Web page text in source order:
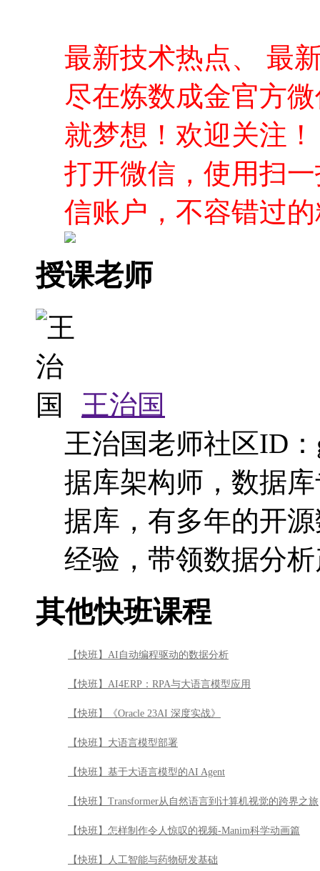
最新技术热点、 最
尽在炼数成金官方
就梦想！欢迎关注！
打开微信，使用扫
信账户，不容错过
授课老师
王治国
王治国老师社区ID
据库架构师，数据
据库，有多年的开
经验，带领数据分
其他快班课程
【快班】AI自动编程驱动的数据分析
【快班】AI4ERP：RPA与大语言模型应用
【快班】《Oracle 23AI 深度实战》
【快班】大语言模型部署
【快班】基于大语言模型的AI Agent
【快班】Transformer从自然语言到计算机视觉的跨界之旅
【快班】怎样制作令人惊叹的视频-Manim科学动画篇
【快班】人工智能与药物研发基础